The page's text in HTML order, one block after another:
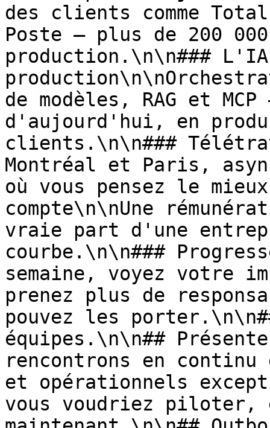
des clients comme
Poste — plus de 200
production.\n\n###
de modèles, RAG et
d'aujourd'hui, en
clients.\n\n###
Montréal et Paris,
où vous pensez le
compte\n\nUne
vraie part d'une
courbe.\n\n###
semaine, voyez votre
prenez plus de
pouvez les
équipes.\n\n##
rencontrons en
et opérationnels
vous voudriez piloter,